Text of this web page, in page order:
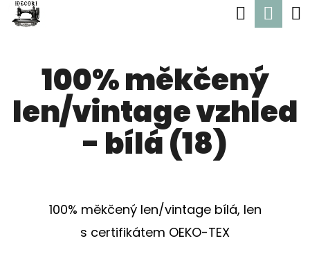
Přejít
Hledat
100% měkčený
len/vintage vzhled
- bílá (18)
100% měkčený len/vintage bílá, len
s certifikátem OEKO-TEX
O
O